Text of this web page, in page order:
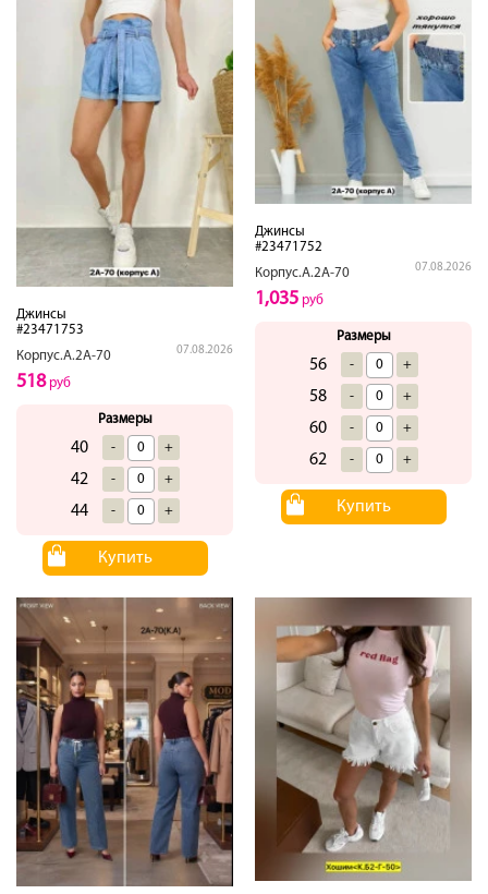
Джинсы
#23471753
Корпус.А.2А-70
07.08.2026
518руб
Размеры
40 - +
42 - +
44 - +
Купить
Джинсы
#23471752
Корпус.А.2А-70
07.08.2026
1,035 руб
Размеры
56 - +
58 - +
60 - +
62 - +
Купить